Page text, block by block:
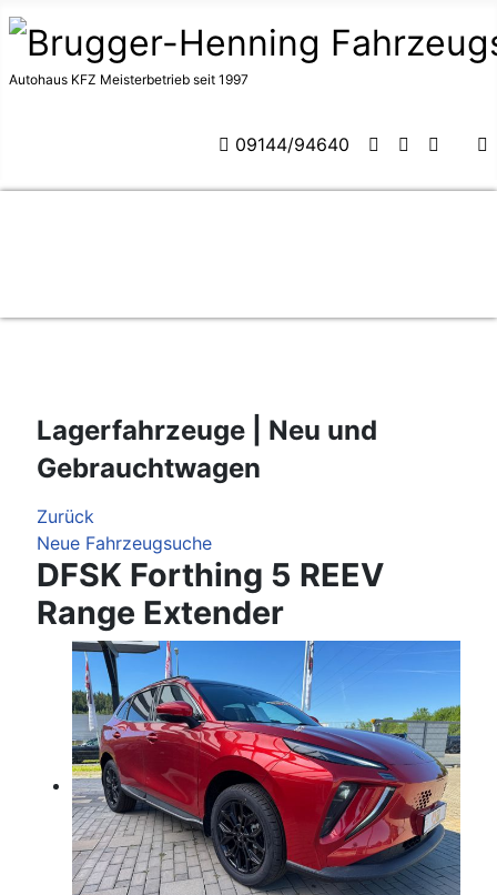
Autohaus KFZ Meisterbetrieb seit 1997
09144/94640
Lagerfahrzeuge | Neu und
Gebrauchtwagen
Zurück
Neue Fahrzeugsuche
DFSK Forthing 5 REEV
Range Extender